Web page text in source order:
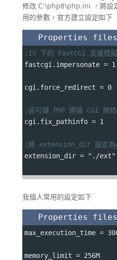
修改 C:\php8\php.ini ，將設
用的參數，官方建立設定如下
Properties files
;IS 下的 FastCGI 支援模擬
fastcgi.impersonate = 1
cgi.force_redirect = 0
;這可讓 PHP 遵循 CGI 規
cgi.fix_pathinfo = 1
;將 extension_dir 設定為指
extension_dir = "./ext"
我個人常用的設定如下
Properties files
max_execution_time =
memory_limit = 256M